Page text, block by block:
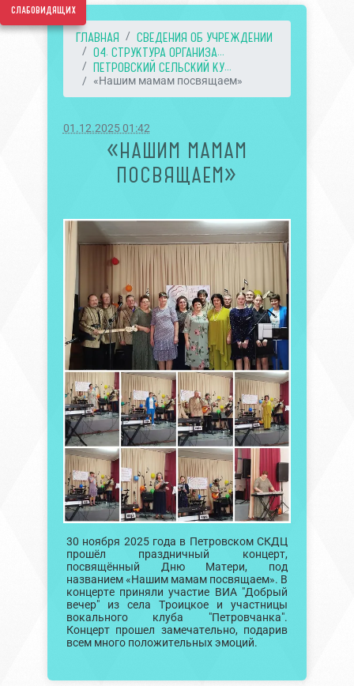
слабовидящих
ГЛАВНАЯ
СВЕДЕНИЯ ОБ УЧРЕЖДЕНИИ
04. СТРУКТУРА ОРГАНИЗА...
ПЕТРОВСКИЙ СЕЛЬСКИЙ КУ...
«Нашим мамам посвящаем»
01.12.2025 01:42
«НАШИМ МАМАМ
ПОСВЯЩАЕМ»
30 ноября 2025 года в Петровском СКДЦ
прошёл праздничный концерт,
посвящённый Дню Матери, под
названием «Нашим мамам посвящаем». В
концерте приняли участие ВИА "Добрый
вечер" из села Троицкое и участницы
вокального клуба "Петровчанка".
Концерт прошел замечательно, подарив
всем много положительных эмоций.